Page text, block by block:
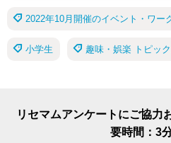
2022年10月開催のイベント・ワー
小学生 趣味・娯楽 トピッ
リセマムアンケートにご協力
要時間：3